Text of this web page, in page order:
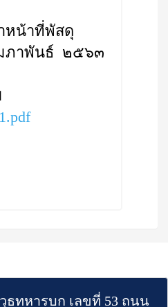
หน้าที่พัสดุ
พันธ์ ๒๕๖๓
ธทหารบก เลขที่ 53 ถนน